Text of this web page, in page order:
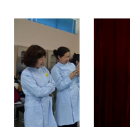
一行来我校
调研非学历
职业技能培
训服务